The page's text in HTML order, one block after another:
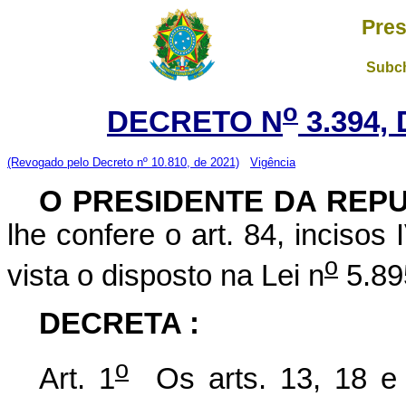
DECRETO No 3.394,
(Revogado pelo Decreto nº 10.810, de 2021) Vigência
O PRESIDENTE DA
lhe confere o art. 84,
vista o disposto na Lei no
DECRETA :
Art. 1oOs arts. 13, 18 e